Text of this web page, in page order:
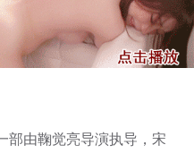
部由鞠觉亮导演执导，宋